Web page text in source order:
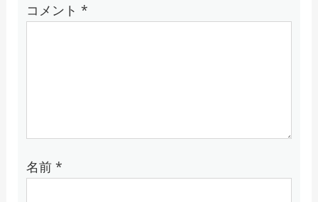
コメント *
名前 *